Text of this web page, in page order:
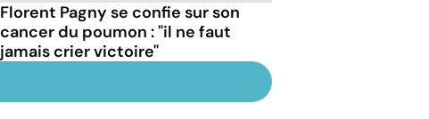
Florent Pagny se confie sur son
cancer du poumon : "il ne faut
jamais crier victoire"